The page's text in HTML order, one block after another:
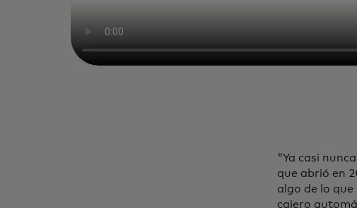
"Ya casi
que abrió en
algo de lo
cajero